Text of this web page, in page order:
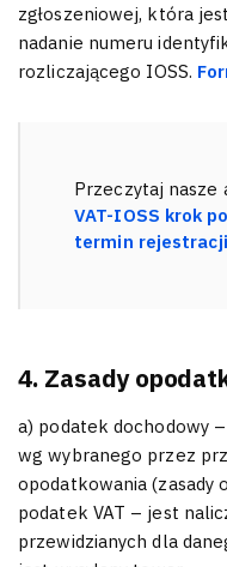
zgłoszeniowej, która
nadanie numeru
rozliczającego IOSS.
Przeczytaj nasze
VAT-IOSS krok
termin
4. Zasady
a) podatek dochodowy
wg wybranego przez
opodatkowania (zasady
podatek VAT – jest
przewidzianych dla